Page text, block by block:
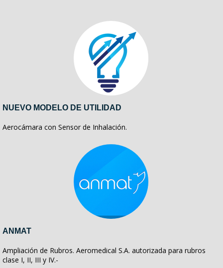
NUEVO MODELO DE UTILIDAD
Aerocámara con Sensor de Inhalación.
ANMAT
Ampliación de Rubros. Aeromedical S.A. autorizada para rubros
clase I, II, III y IV.-